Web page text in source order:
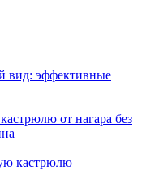
вид: эффективные
от нагара без
кастрюлю